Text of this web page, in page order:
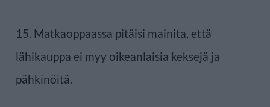
15. Matkaoppaassa pitäisi mainita, että
lähikauppa ei myy oikeanlaisia keksejä ja
pähkinöitä.